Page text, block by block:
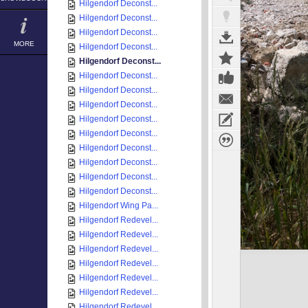
MORE
Hilgendorf Deconst...
Hilgendorf Deconst...
Hilgendorf Deconst...
Hilgendorf Deconst...
Hilgendorf Deconst...
Hilgendorf Deconst...
Hilgendorf Deconst...
Hilgendorf Deconst...
Hilgendorf Deconst...
Hilgendorf Deconst...
Hilgendorf Deconst...
Hilgendorf Deconst...
Hilgendorf Deconst...
Hilgendorf Deconst...
Hilgendorf Wing Pa...
Hilgendorf Redevel...
Hilgendorf Redevel...
Hilgendorf Redevel...
Hilgendorf Redevel...
Hilgendorf Redevel...
Hilgendorf Redevel...